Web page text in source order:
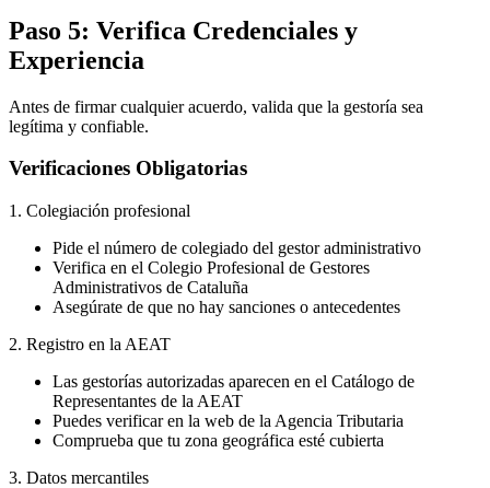
Paso 5: Verifica Credenciales y
Experiencia
Antes de firmar cualquier acuerdo, valida que la gestoría sea
legítima y confiable.
Verificaciones Obligatorias
1. Colegiación profesional
Pide el número de colegiado del gestor administrativo
Verifica en el Colegio Profesional de Gestores
Administrativos de Cataluña
Asegúrate de que no hay sanciones o antecedentes
2. Registro en la AEAT
Las gestorías autorizadas aparecen en el Catálogo de
Representantes de la AEAT
Puedes verificar en la web de la Agencia Tributaria
Comprueba que tu zona geográfica esté cubierta
3. Datos mercantiles